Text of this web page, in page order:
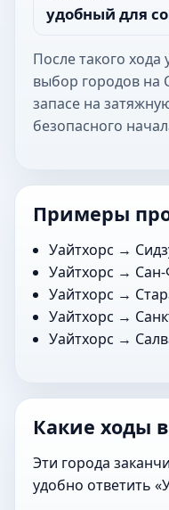
удобный для
После такого
выбор городов на
запасе на
безопасного
Примеры
Уайтхорс →
Уайтхорс →
Уайтхорс →
Уайтхорс →
Уайтхорс →
Какие ходы
Эти города
удобно ответить